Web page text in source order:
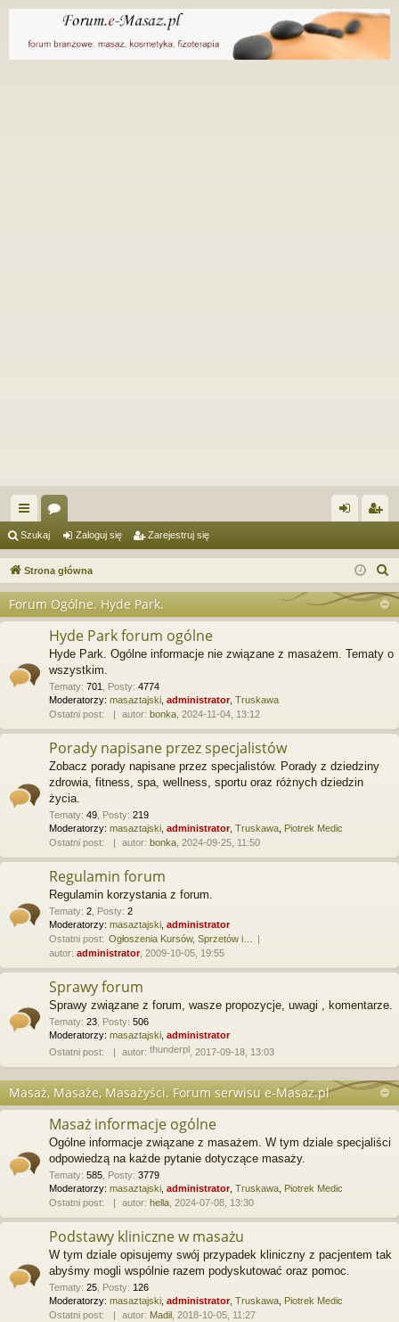
ię
ce
…
or
a og
si
ej
tru
Szukaj Zaloguj się Zarejestruj się
Strona główna
Forum Ogólne. Hyde Park.
Hyde Park forum ogólne
Hyde Park. Ogólne informacje nie związane z masażem. Tematy o
wszystkim.
Tematy: 701 Posty: 4774
Moderatorzy: masaztajski administrator, Truskawa
Ostatni post:
autor: bonka , 2024-11-04, 13:12
Porady napisane przez specjalistów
Zobacz porady napisane przez specjalistów. Porady z dziedziny
zdrowia, fitness, spa, wellness, sportu oraz różnych dziedzin
życia.
Tematy: 49 Posty: 219
Moderatorzy: masaztajski administrator, Truskawa Piotrek Medic
Ostatni post:
autor: bonka , 2024-09-25, 11:50
Regulamin forum
Regulamin korzystania z forum.
Tematy: 2 Posty: 2
Moderatorzy: masaztajski administrator
Ostatni post: Ogłoszenia Kursów, Sprzetów i…
autor: administrator, 2009-10-05, 19:55
Sprawy forum
Sprawy związane z forum, wasze propozycje, uwagi , komentarze.
Tematy: 23 Posty: 506
Moderatorzy: masaztajski administrator
Ostatni post:
autor: thunderpl , 2017-09-18, 13:03
Masaż, Masaże, Masażyści. Forum serwisu e-Masaz.pl
Masaż informacje ogólne
Ogólne informacje związane z masażem. W tym dziale specjaliści
odpowiedzą na każde pytanie dotyczące masaży.
Tematy: 585 Posty: 3779
Moderatorzy: masaztajski administrator, Truskawa Piotrek Medic
Ostatni post:
autor: hella , 2024-07-08, 13:30
Podstawy kliniczne w masażu
W tym dziale opisujemy swój przypadek kliniczny z pacjentem tak
abyśmy mogli wspólnie razem podyskutować oraz pomoc.
Tematy: 25 Posty: 126
Moderatorzy: masaztajski administrator, Truskawa Piotrek Medic
Ostatni post:
autor: Madil , 2018-10-05, 11:27